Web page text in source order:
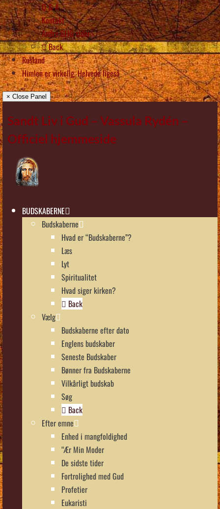
Q & A
Kontakt
Andre SLIG sider
Back
Rusland
Himlen er virkelig, Helvede ligeså
× Close Panel
Sandt Liv i Gud – Vassula Rydén –
Officiel hjemmeside
BUDSKABERNE
Budskaberne
Hvad er “Budskaberne”?
Læs
Lyt
Spiritualitet
Hvad siger kirken?
Back
Vælg
Budskaberne efter dato
Englens budskaber
Seneste Budskaber
Bønner fra Budskaberne
Vilkårligt budskab
Søg
Back
Efter emne
Enhed i mangfoldighed
“Ær Min Moder
De sidste tider
Fortrolighed med Gud
Profetier
Eukaristi